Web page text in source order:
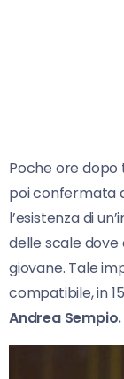
Poche ore dopo
poi confermata
l’esistenza di
delle scale
giovane. Tale
compatibile, in
Andrea Sempio.